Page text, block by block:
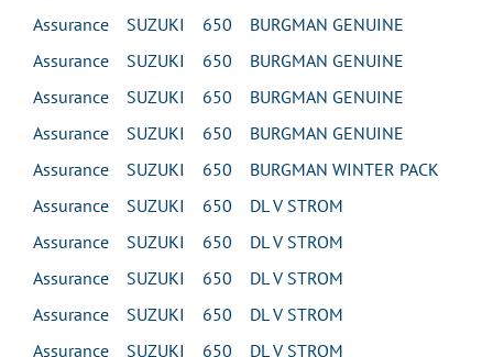
Assurance SUZUKI 650 BURGMAN GENUINE
Assurance SUZUKI 650 BURGMAN GENUINE
Assurance SUZUKI 650 BURGMAN GENUINE
Assurance SUZUKI 650 BURGMAN GENUINE
Assurance SUZUKI 650 BURGMAN WINTER PACK
Assurance SUZUKI 650 DL V STROM
Assurance SUZUKI 650 DL V STROM
Assurance SUZUKI 650 DL V STROM
Assurance SUZUKI 650 DL V STROM
Assurance SUZUKI 650 DL V STROM